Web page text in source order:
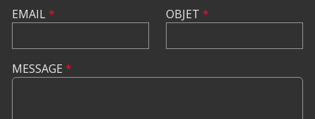
EMAIL* OBJET *
MESSAGE *